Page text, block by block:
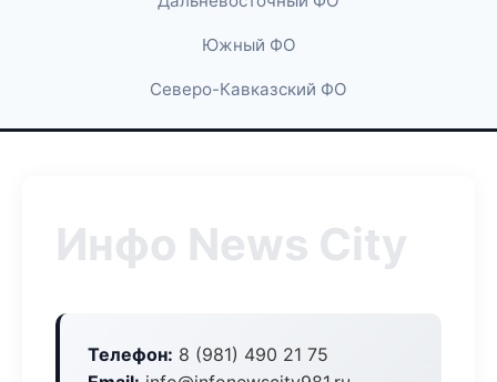
Южный ФО
Северо-Кавказский ФО
Инфо News City
Телефон: 8 (981) 490 21 75